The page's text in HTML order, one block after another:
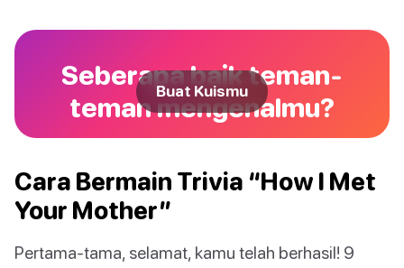
Seberapa baik teman-
teman mengenalmu?
Buat Kuismu
Cara Bermain Trivia “How I Met
Your Mother”
Pertama-tama, selamat, kamu telah berhasil! 9